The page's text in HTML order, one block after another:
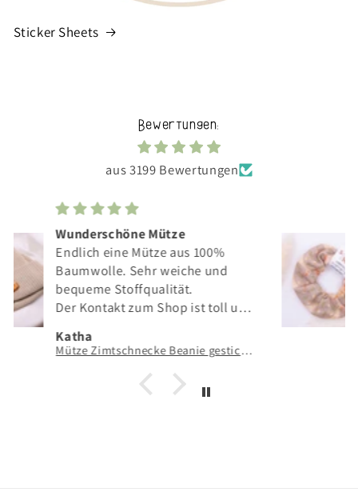
Sticker Sheets
Bewertungen:
aus 3199 Bewertungen
Scrunchie
Ein Scrunchie das nicht jeder hat.
Liebevolles Design und tolle
Verarbeitung.
Es hält auch sicher meine langen